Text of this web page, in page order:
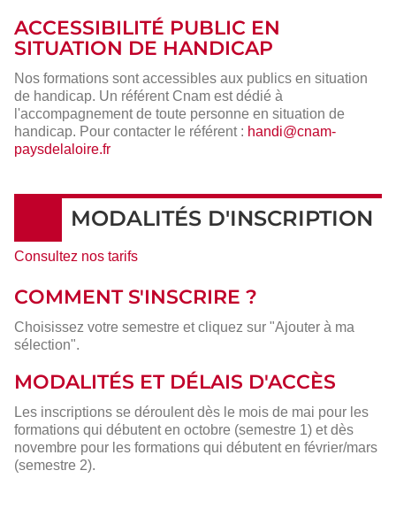
ACCESSIBILITÉ PUBLIC EN
SITUATION DE HANDICAP
Nos formations sont accessibles aux publics en situation
de handicap. Un référent Cnam est dédié à
l'accompagnement de toute personne en situation de
handicap. Pour contacter le référent : handi@cnam-
paysdelaloire.fr
MODALITÉS D'INSCRIPTION
Consultez nos tarifs
COMMENT S'INSCRIRE ?
Choisissez votre semestre et cliquez sur "Ajouter à ma
sélection".
MODALITÉS ET DÉLAIS D'ACCÈS
Les inscriptions se déroulent dès le mois de mai pour les
formations qui débutent en octobre (semestre 1) et dès
novembre pour les formations qui débutent en février/mars
(semestre 2).